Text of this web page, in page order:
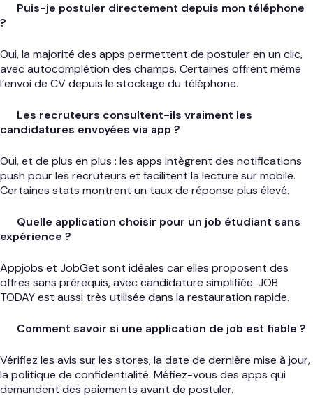
Puis-je postuler directement depuis mon téléphone
?
Oui, la majorité des apps permettent de postuler en un clic,
avec autocomplétion des champs. Certaines offrent même
l’envoi de CV depuis le stockage du téléphone.
Les recruteurs consultent-ils vraiment les
candidatures envoyées via app ?
Oui, et de plus en plus : les apps intègrent des notifications
push pour les recruteurs et facilitent la lecture sur mobile.
Certaines stats montrent un taux de réponse plus élevé.
Quelle application choisir pour un job étudiant sans
expérience ?
Appjobs et JobGet sont idéales car elles proposent des
offres sans prérequis, avec candidature simplifiée. JOB
TODAY est aussi très utilisée dans la restauration rapide.
Comment savoir si une application de job est fiable ?
Vérifiez les avis sur les stores, la date de dernière mise à jour,
la politique de confidentialité. Méfiez-vous des apps qui
demandent des paiements avant de postuler.